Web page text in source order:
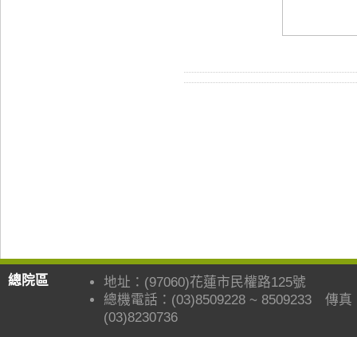
總院區
地址：(97060)花蓮市民權路125號
總機電話：(03)8509228 ~ 8509233 傳真
(03)8230736